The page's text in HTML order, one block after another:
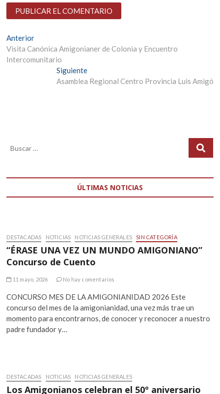
Navegación
de
entradas
AnteriorEntrada
anterior:
Visita Canónica Amigonianer de Colonia y Encuentro
Intercomunitario
SiguienteEntrada
siguiente:
Asamblea Regional Centro Provincia Luis Amigó
ÚLTIMAS NOTICIAS
DESTACADAS NOTICIAS NOTICIAS GENERALES SIN CATEGORÍA
“ÉRASE UNA VEZ UN MUNDO AMIGONIANO”
Concurso de Cuento
11 mayo, 2026 No hay comentarios
CONCURSO MES DE LA AMIGONIANIDAD 2026 Este
concurso del mes de la amigonianidad, una vez más trae un
momento para encontrarnos, de conocer y reconocer a nuestro
padre fundador y…
DESTACADAS NOTICIAS NOTICIAS GENERALES
Los Amigonianos celebran el 50º aniversario